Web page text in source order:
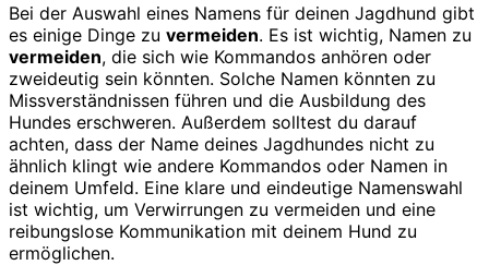
Bei der Auswahl eines Namens für deinen Jagdhund gibt
es einige Dinge zu vermeiden. Es ist wichtig, Namen zu
vermeiden, die sich wie Kommandos anhören oder
zweideutig sein könnten. Solche Namen könnten zu
Missverständnissen führen und die Ausbildung des
Hundes erschweren. Außerdem solltest du darauf
achten, dass der Name deines Jagdhundes nicht zu
ähnlich klingt wie andere Kommandos oder Namen in
deinem Umfeld. Eine klare und eindeutige Namenswahl
ist wichtig, um Verwirrungen zu vermeiden und eine
reibungslose Kommunikation mit deinem Hund zu
ermöglichen.